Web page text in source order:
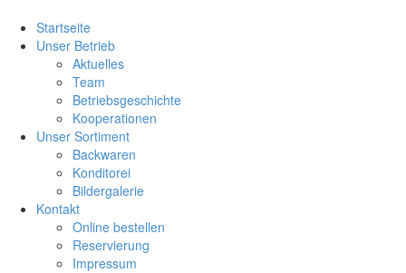
Startseite
Unser Betrieb
Aktuelles
Team
Betriebsgeschichte
Kooperationen
Unser Sortiment
Backwaren
Konditorei
Bildergalerie
Kontakt
Online bestellen
Reservierung
Impressum